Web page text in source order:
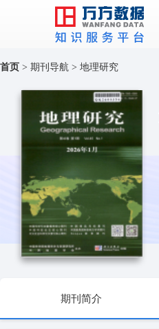
首页 > 期刊导航 > 地理研究
期刊简介